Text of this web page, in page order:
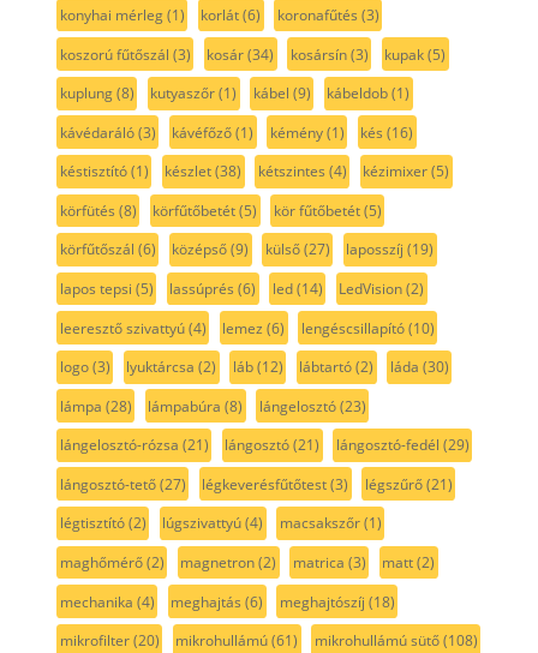
konyhai mérleg(1) korlát(6) koronafűtés (3)
koszorú fűtőszál (3) kosár(34) kosársín(3) kupak(5)
kuplung(8) kutyaszőr(1) kábel (9) kábeldob(1)
kávédaráló(3) kávéfőző(1) kémény(1) kés (16)
késtisztító(1) készlet(38) kétszintes (4) kézimixer(5)
körfütés (8) körfűtőbetét(5) kör fűtőbetét(5)
körfűtőszál (6) középső(9) külső(27) laposszíj (19)
lapos tepsi (5) lassúprés (6) led(14) LedVision(2)
leeresztő szivattyú(4) lemez (6) lengéscsillapító(10)
logo(3) lyuktárcsa (2) láb(12) lábtartó(2) láda (30)
lámpa (28) lámpabúra (8) lángelosztó(23)
lángelosztó-rózsa (21) lángosztó(21) lángosztó-fedél (29)
lángosztó-tető(27) légkeverésfűtőtest(3) légszűrő(21)
légtisztító(2) lúgszivattyú(4) macsakszőr(1)
maghőmérő(2) magnetron(2) matrica (3) matt(2)
mechanika (4) meghajtás (6) meghajtószíj (18)
mikrofilter(20) mikrohullámú(61) mikrohullámú sütő(108)